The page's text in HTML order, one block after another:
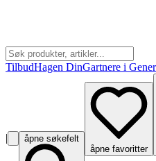
TilbudHagen DinGartnere i
|
åpne søkefelt
åpne favoritter